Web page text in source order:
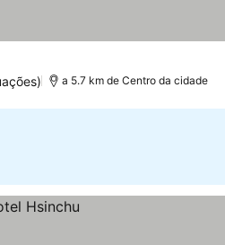
a 5.7 km de Centro da cidade